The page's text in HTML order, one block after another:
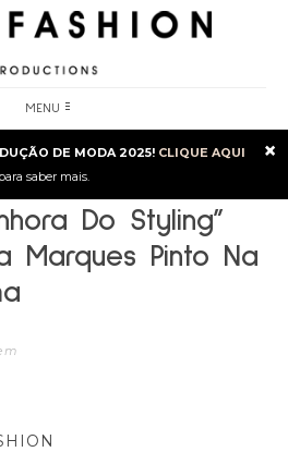
MENU
×
DE MODA 2025! CLIQUE AQUI
para saber mais.
Do Styling”
Marques Pinto Na